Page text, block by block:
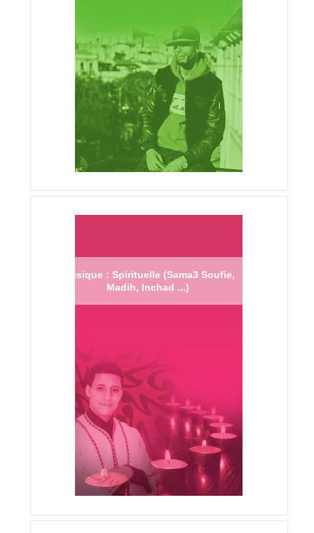
Musique : Spirituelle (Sama3 Soufie,
Madih, Inchad ...)